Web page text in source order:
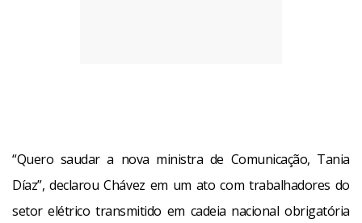
“Quero saudar a nova ministra de Comunicação, Tania
Díaz”, declarou Chávez em um ato com trabalhadores do
setor elétrico transmitido em cadeia nacional obrigatória